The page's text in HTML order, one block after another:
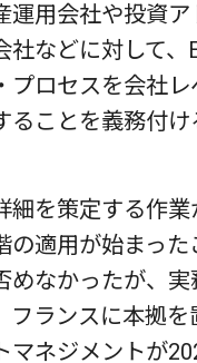
運用会社や投資
社などに対して、
プロセスを会社
ることを義務付け
細を策定する作業
の適用が始まった
めなかったが、
フランスに本拠を
マネジメントが